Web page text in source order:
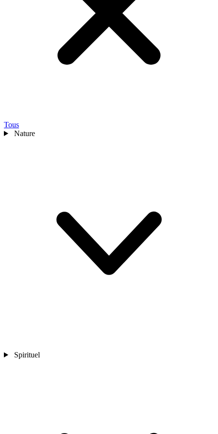
Tous
Nature
Spirituel